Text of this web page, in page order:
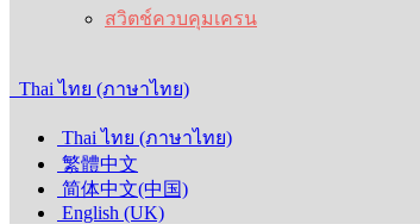
สวิตช์ควบคุมเครน
Thai ไทย (ภาษาไทย)
Thai ไทย (ภาษาไทย)
繁體中文
简体中文(中国)
English (UK)